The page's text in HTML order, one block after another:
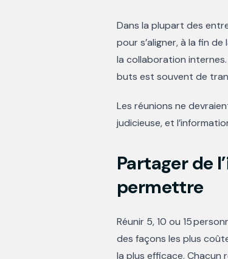
Dans la plupart des
pour s’aligner, à la fin
la collaboration
buts est souvent de
Les réunions ne
judicieuse, et
Partager de
permettre
Réunir 5, 10 ou 15
des façons les plus
la plus efficace.